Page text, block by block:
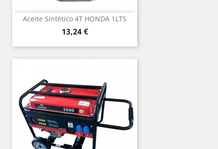
Aceite Sintético 4T HONDA 1LTS
Precio
13,24 €